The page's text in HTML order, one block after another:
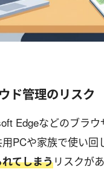
ド管理のリスク
Edgeなどのブラ
PCや家族で使い回
てしまうリスクが